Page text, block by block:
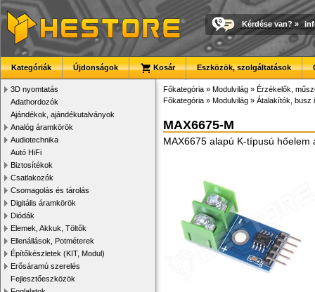
Kérdése van? »
Kategóriák Újdonságok Kosár Eszközök, szolgáltatások
3D nyomtatás
Adathordozók
Ajándékok, ajándékutalványok
Analóg áramkörök
Audiotechnika
Autó HiFi
Biztosítékok
Csatlakozók
Csomagolás és tárolás
Digitális áramkörök
Diódák
Elemek, Akkuk, Töltők
Ellenállások, Potméterek
Építőkészletek (KIT, Modul)
Erősáramú szerelés
Fejlesztőeszközök
Főkategória » Modulvilág » Érzékelők,
Főkategória » Modulvilág » Átalakítók, busz
MAX6675-M
MAX6675 alapú K-típusú hőelem